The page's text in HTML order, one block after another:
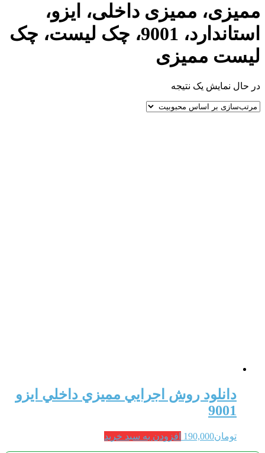
ممیزی، ممیزی داخلی، ایزو،
استاندارد، 9001، چک لیست، چک
لیست ممیزی
در حال نمایش یک نتیجه
دانلود روش اجرايي مميزي داخلي ایزو
9001
تومان190,000 افزودن به سبد خرید